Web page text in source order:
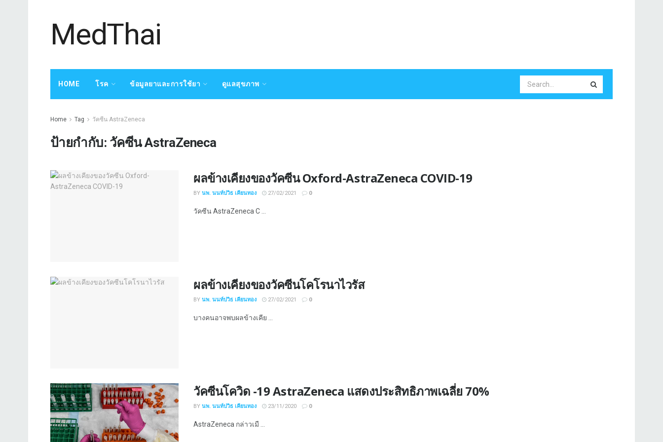
MedThai
HOME โรค ข้อมูลยาและการใช้ยา ดูแลสุขภาพ
Home Tag วัคซีน AstraZeneca
ป้ายกำกับ: วัคซีน AstraZeneca
ผลข้างเคียงของวัคซีน Oxford-AstraZeneca COVID-19
BY นพ. นนท์ปวิธ เคียนทอง 27/02/2021 0
วัคซีน AstraZeneca C ...
ผลข้างเคียงของวัคซีนโคโรนาไวรัส
BY นพ. นนท์ปวิธ เคียนทอง 27/02/2021 0
บางคนอาจพบผลข้างเคีย ...
วัคซีนโควิด -19 AstraZeneca แสดงประสิทธิภาพเฉลี่ย 70%
BY นพ. นนท์ปวิธ เคียนทอง 23/11/2020 0
AstraZeneca กล่าวเมื ...